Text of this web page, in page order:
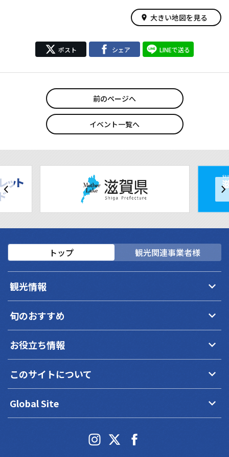
place 大きい地図を見る
ポスト シェア LINEで送る
前のページへ
イベント一覧へ
トップ 観光関連事業者様
観光情報 keyboard_arrow_down
旬のおすすめ keyboard_arrow_down
お役立ち情報 keyboard_arrow_down
このサイトについて keyboard_arrow_down
Global Site keyboard_arrow_down